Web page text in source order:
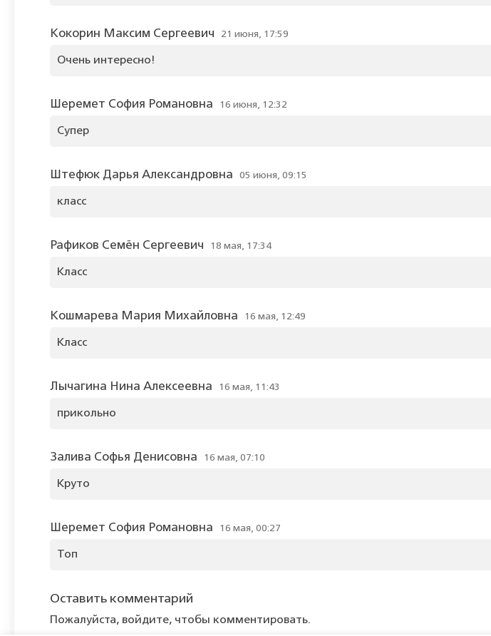
Кокорин Максим Сергеевич 21 июня, 17:59
Очень интересно!
Шеремет София Романовна 16 июня, 12:32
Супер
Штефюк Дарья Александровна 05 июня, 09:15
класс
Рафиков Семён Сергеевич 18 мая, 17:34
Класс
Кошмарева Мария Михайловна 16 мая, 12:49
Класс
Лычагина Нина Алексеевна 16 мая, 11:43
прикольно
Залива Софья Денисовна 16 мая, 07:10
Круто
Шеремет София Романовна 16 мая, 00:27
Топ
Оставить комментарий
Пожалуйста, войдите, чтобы комментировать.